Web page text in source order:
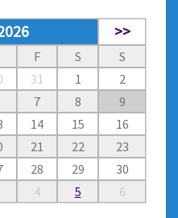
>>
F S
S
31 1
2
7 8
9
14 15
16
21 22
23
28 29
30
4 5 6